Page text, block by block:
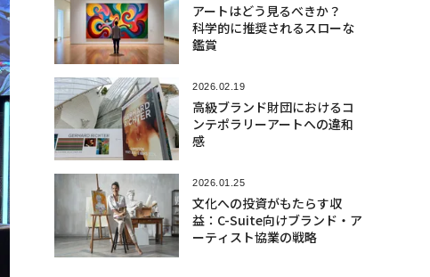
アートはどう見るべきか？
科学的に推奨されるスローな
鑑賞
2026.02.19
高級ブランド財団におけるコ
ンテポラリーアートへの違和
感
2026.01.25
文化への投資がもたらす収
益：C-Suite向けブランド・ア
ーティスト協業の戦略